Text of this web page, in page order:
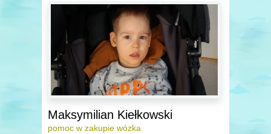
Maksymilian Kiełkowski
pomoc w zakupie wózka